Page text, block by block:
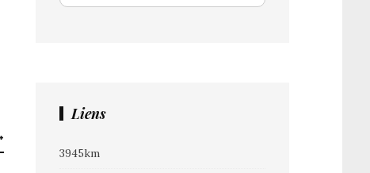
Liens
3945km